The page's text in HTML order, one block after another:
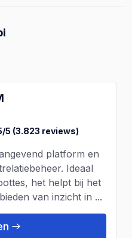
5 (3.823 reviews)
platform en
Ideaal
het helpt bij het
van inzicht in ...